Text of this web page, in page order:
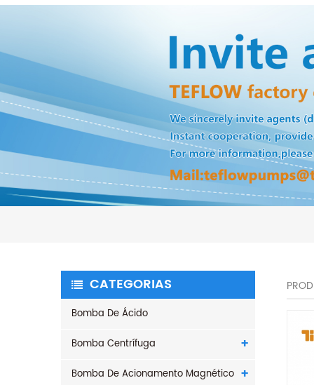
CATEGORIAS
Bomba De Ácido
Bomba Centrífuga
Bomba De Acionamento Magnético